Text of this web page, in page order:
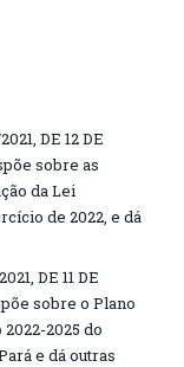
DE 12 DE
sobre as
da Lei
de 2022, e dá
DE 11 DE
sobre o Plano
2025 do
e dá outras